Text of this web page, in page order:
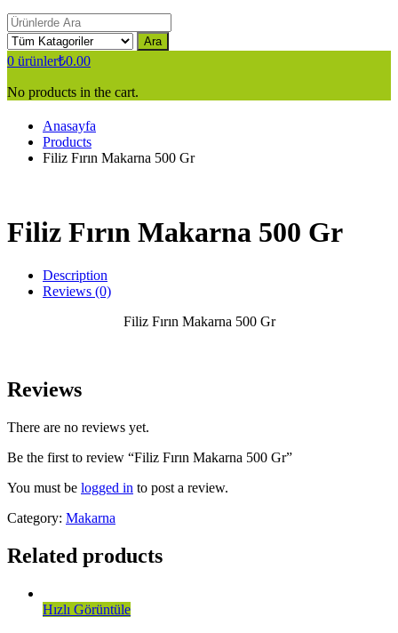
Ara
0 ürünler₺0.00
No products in the cart.
Anasayfa
Products
Filiz Fırın Makarna 500 Gr
Filiz Fırın Makarna 500 Gr
Description
Reviews (0)
Filiz Fırın Makarna 500 Gr
Reviews
There are no reviews yet.
Be the first to review “Filiz Fırın Makarna 500 Gr”
You must be logged in to post a review.
Category: Makarna
Related products
Hızlı Görüntüle